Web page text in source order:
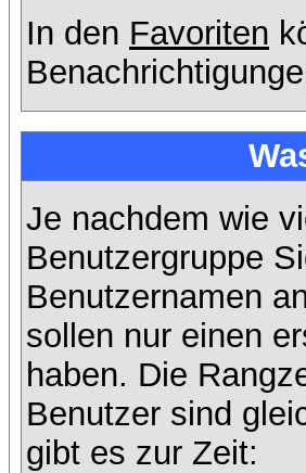
In den Favoriten
Je nachdem wie
Benutzergruppe
Benutzernamen
sollen nur einen
haben. Die
Benutzer sind
gibt es zur Zeit: